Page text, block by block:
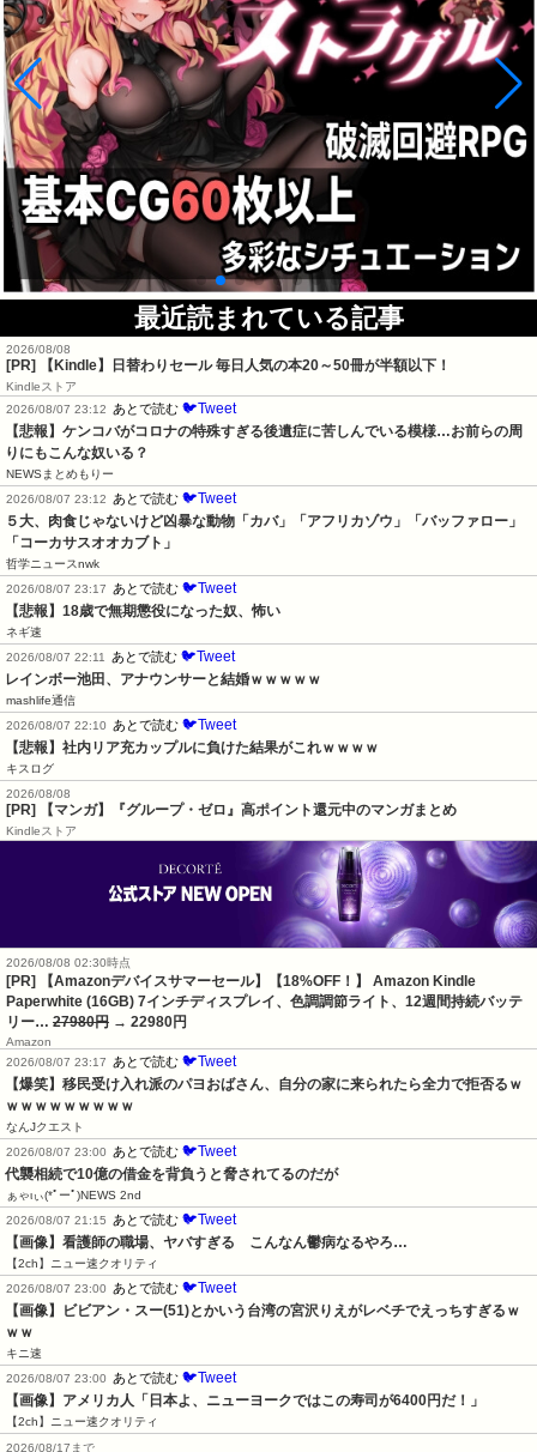
最近読まれている記事
2026/08/08
[PR] 【Kindle】日替わりセール 毎日人気の本20～50冊が半額以下！
Kindleストア
2026/08/07 23:12
あとで読む 🐦Tweet
【悲報】ケンコバがコロナの特殊すぎる後遺症に苦しんでいる模様…お前らの周
りにもこんな奴いる？
NEWSまとめもりー
2026/08/07 23:12
あとで読む 🐦Tweet
５大、肉食じゃないけど凶暴な動物「カバ」「アフリカゾウ」「バッファロー」
「コーカサスオオカブト」
哲学ニュースnwk
2026/08/07 23:17
あとで読む 🐦Tweet
【悲報】18歳で無期懲役になった奴、怖い
ネギ速
2026/08/07 22:11
あとで読む 🐦Tweet
レインボー池田、アナウンサーと結婚ｗｗｗｗｗ
mashlife通信
2026/08/07 22:10
あとで読む 🐦Tweet
【悲報】社内リア充カップルに負けた結果がこれｗｗｗｗ
キスログ
2026/08/08
[PR] 【マンガ】『グループ・ゼロ』高ポイント還元中のマンガまとめ
Kindleストア
2026/08/08 02:30時点
[PR] 【Amazonデバイスサマーセール】【18%OFF！】 Amazon Kindle
Paperwhite (16GB) 7インチディスプレイ、色調調節ライト、12週間持続バッテ
リー… 27980円 → 22980円
Amazon
2026/08/07 23:17
あとで読む 🐦Tweet
【爆笑】移民受け入れ派のパヨおばさん、自分の家に来られたら全力で拒否るｗ
ｗｗｗｗｗｗｗｗｗ
なんJクエスト
2026/08/07 23:00
あとで読む 🐦Tweet
代襲相続で10億の借金を背負うと脅されてるのだが
ぁゃιぃ(*ﾟーﾟ)NEWS 2nd
2026/08/07 21:15
あとで読む 🐦Tweet
【画像】看護師の職場、ヤバすぎる　こんなん鬱病なるやろ…
【2ch】ニュー速クオリティ
2026/08/07 23:00
あとで読む 🐦Tweet
【画像】ビビアン・スー(51)とかいう台湾の宮沢りえがレベチでえっちすぎるｗ
ｗｗ
キニ速
2026/08/07 23:00
あとで読む 🐦Tweet
【画像】アメリカ人「日本よ、ニューヨークではこの寿司が6400円だ！」
【2ch】ニュー速クオリティ
2026/08/17まで